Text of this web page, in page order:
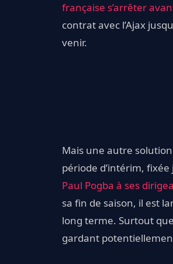
française s’arrêter
contrat avec l’Ajax
venir.
Mais une autre
période d’intérim, fixée
Paul Pogba à ses
sa fin de saison, il est
long terme. Surtout
gardant